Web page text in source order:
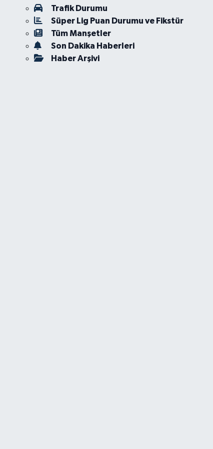
Trafik Durumu
Süper Lig Puan Durumu ve Fikstür
Tüm Manşetler
Son Dakika Haberleri
Haber Arşivi